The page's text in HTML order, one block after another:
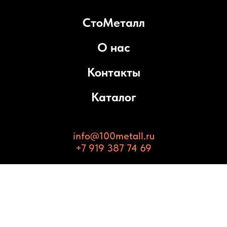
СтоМеталл
О нас
Контакты
Каталог
info@100metall.ru
+7 919 387 74 69